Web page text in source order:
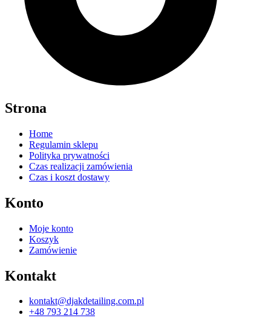
Strona
Home
Regulamin sklepu
Polityka prywatności
Czas realizacji zamówienia
Czas i koszt dostawy
Konto
Moje konto
Koszyk
Zamówienie
Kontakt
kontakt@djakdetailing.com.pl
+48 793 214 738